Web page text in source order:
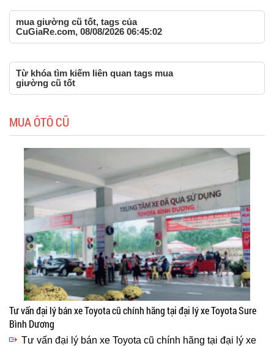
mua giường cũ tốt, tags của
CuGiaRe.com, 08/08/2026 06:45:02
Từ khóa tìm kiếm liên quan tags mua
giường cũ tốt
MUA ÔTÔ CŨ
Tư vấn đại lý bán xe Toyota cũ chính hãng tại đại lý xe Toyota Sure
Bình Dương
Tư vấn đại lý bán xe Toyota cũ chính hãng tại đại lý xe